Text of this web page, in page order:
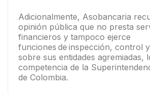
Adicionalmente, Asobancaria
opinión pública que no presta
financieros y tampoco ejerce
funciones de inspección, control
sobre sus entidades agremiadas,
competencia de la
de Colombia.